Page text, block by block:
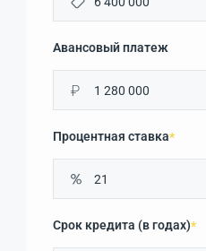
Авансовый платеж
₽
Процентная ставка*
Срок кредита (в годах)*